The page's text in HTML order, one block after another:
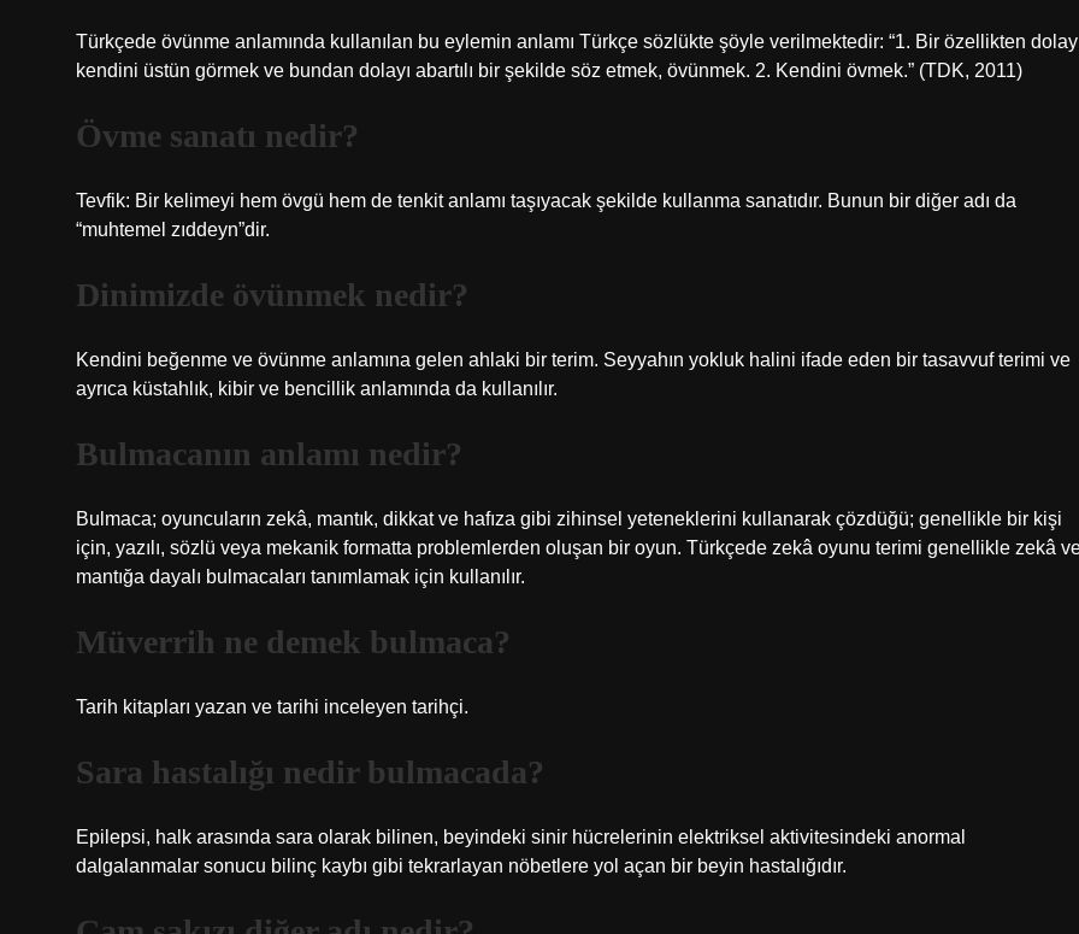
Türkçede övünme anlamında kullanılan bu eylemin anlamı Türkçe sözlükte şöyle verilmektedir: “1. Bir özellikten
kendini üstün görmek ve bundan dolayı abartılı bir şekilde söz etmek, övünmek. 2. Kendini övmek.” (TDK, 2011)
Övme sanatı nedir?
Tevfik: Bir kelimeyi hem övgü hem de tenkit anlamı taşıyacak şekilde kullanma sanatıdır. Bunun bir diğer adı da
“muhtemel zıddeyn”dir.
Dinimizde övünmek nedir?
Kendini beğenme ve övünme anlamına gelen ahlaki bir terim. Seyyahın yokluk halini ifade eden bir tasavvuf terimi ve
ayrıca küstahlık, kibir ve bencillik anlamında da kullanılır.
Bulmacanın anlamı nedir?
Bulmaca; oyuncuların zekâ, mantık, dikkat ve hafıza gibi zihinsel yeteneklerini kullanarak çözdüğü; genellikle bir kişi
için, yazılı, sözlü veya mekanik formatta problemlerden oluşan bir oyun. Türkçede zekâ oyunu terimi genellikle zekâ
mantığa dayalı bulmacaları tanımlamak için kullanılır.
Müverrih ne demek bulmaca?
Tarih kitapları yazan ve tarihi inceleyen tarihçi.
Sara hastalığı nedir bulmacada?
Epilepsi, halk arasında sara olarak bilinen, beyindeki sinir hücrelerinin elektriksel aktivitesindeki anormal
dalgalanmalar sonucu bilinç kaybı gibi tekrarlayan nöbetlere yol açan bir beyin hastalığıdır.